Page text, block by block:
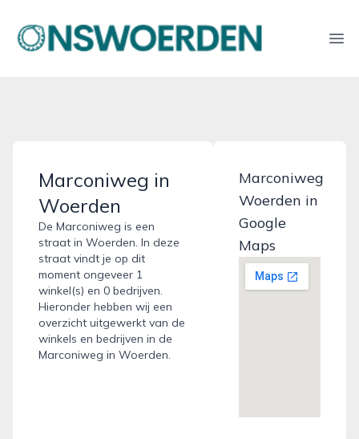
onswoerden.nl
Marconiweg in
Woerden
De Marconiweg is een
straat in Woerden. In deze
straat vindt je op dit
moment ongeveer 1
winkel(s) en 0 bedrijven.
Hieronder hebben wij een
overzicht uitgewerkt van de
winkels en bedrijven in de
Marconiweg in Woerden.
Marconiweg
Woerden in
Google
Maps